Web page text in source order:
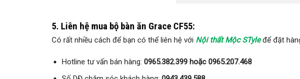
5. Liên hệ mua bộ bàn ăn Grace CF55:
Có rất nhiều cách để bạn có thể liên hệ với Nội thất Mộc STyleđể đặt
Hotline tư vấn bán hàng: 0965.382.399 hoặc 0965.207.468